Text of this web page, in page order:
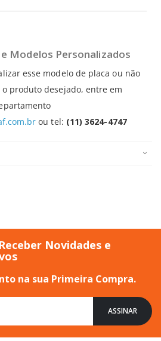
Modelos Personalizados
esse modelo de placa ou não
produto desejado, entre em
ou tel: (11) 3624-4747
Novidades e
na sua Primeira Compra.
ASSINAR